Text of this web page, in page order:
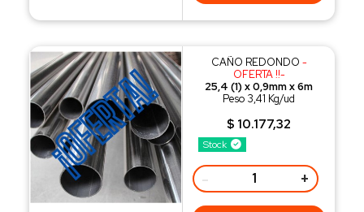
Stock
CAÑO REDONDO -
OFERTA !!-
25,4 (1) x 0,9mm x 6m
Peso 3,41 Kg/ud
$ 10.177,32
- +